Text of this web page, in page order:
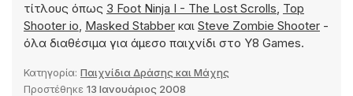
τίτλους όπως 3 Foot Ninja I - The Lost Scrolls, Top
Shooter io, Masked Stabber και Steve Zombie Shooter -
όλα διαθέσιμα για άμεσο παιχνίδι στο Y8 Games.
Κατηγορία: Παιχνίδια Δράσης και Μάχης
Προστέθηκε 13 Ιανουάριος 2008